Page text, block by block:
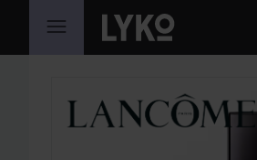
HOPPA TILL INNEHÅLLET
HOPPA ÖVER SEKTIONEN